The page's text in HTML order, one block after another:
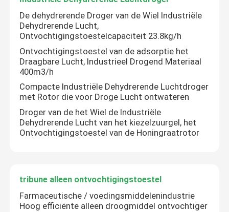
Ontvochtigingstoestel op hoge temperatuur
Industriële drogen apparatuur
Airconditionerontvochtigingstoestel
Het Dehydrerende Ontvochtigingstoestel van de
De Industrie Dehydrerend Ontvochtigingstoestel van
De dehydrerende Droger van de Wiel Industriële
Dehydrerende Lucht,
Ontvochtigingstoestelcapaciteit 23.8kg/h
Ontvochtigingstoestel van de adsorptie het
Draagbare Lucht, Industrieel Drogend Materiaal
400m3/h
Compacte Industriële Dehydrerende Luchtdroger
met Rotor die voor Droge Lucht ontwateren
Droger van de het Wiel de Industriële
Dehydrerende Lucht van het kiezelzuurgel, het
Ontvochtigingstoestel van de Honingraatrotor
tribune alleen ontvochtigingstoestel
Farmaceutische / voedingsmiddelenindustrie
Hoog efficiënte alleen droogmiddel ontvochtiger